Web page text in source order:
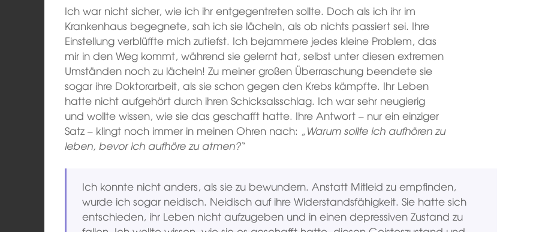
Ich war nicht sicher, wie ich ihr entgegentreten sollte. Doch als ich ihr im
Krankenhaus begegnete, sah ich sie lächeln, als ob nichts passiert sei. Ihre
Einstellung verblüffte mich zutiefst. Ich bejammere jedes kleine Problem, das
mir in den Weg kommt, während sie gelernt hat, selbst unter diesen extremen
Umständen noch zu lächeln! Zu meiner großen Überraschung beendete sie
sogar ihre Doktorarbeit, als sie schon gegen den Krebs kämpfte. Ihr Leben
hatte nicht aufgehört durch ihren Schicksalsschlag. Ich war sehr neugierig
und wollte wissen, wie sie das geschafft hatte. Ihre Antwort – nur ein einziger
Satz – klingt noch immer in meinen Ohren nach: „Warum sollte ich aufhören zu
leben, bevor ich aufhöre zu atmen?“
Ich konnte nicht anders, als sie zu bewundern. Anstatt Mitleid zu empfinden,
wurde ich sogar neidisch. Neidisch auf ihre Widerstandsfähigkeit. Sie hatte sich
entschieden, ihr Leben nicht aufzugeben und in einen depressiven Zustand zu